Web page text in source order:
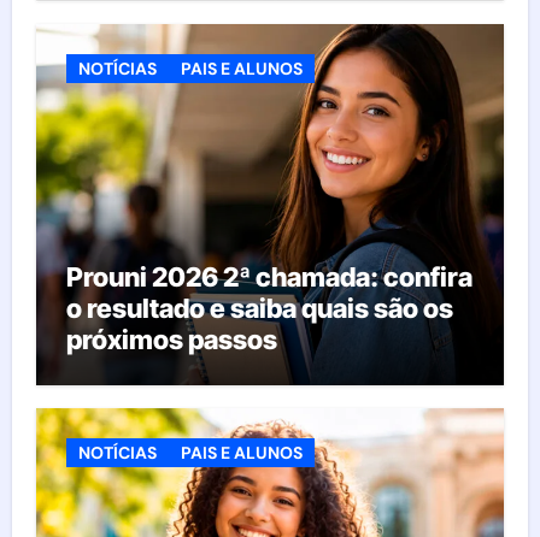
NOTÍCIAS PAIS E ALUNOS
Prouni 2026 2ª chamada: confira
o resultado e saiba quais são os
próximos passos
NOTÍCIAS PAIS E ALUNOS